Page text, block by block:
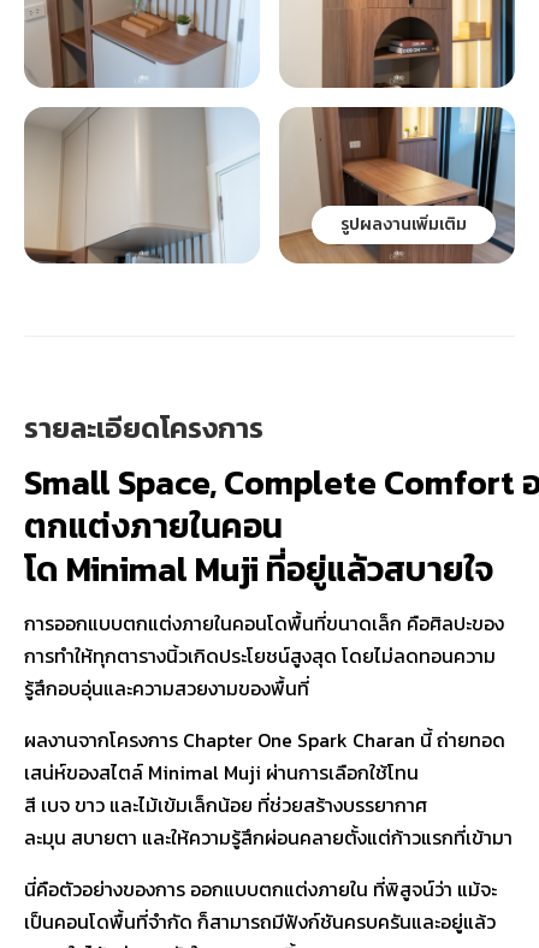
รูปผลงานเพิ่มเติม
รายละเอียดโครงการ
Small Space, Complete Comfort
ตกแต่งภายในคอน
โด Minimal Muji ที่อยู่แล้วสบายใจ
การออกแบบตกแต่งภายในคอนโดพื้นที่ขนาดเล็ก คือศิลปะของ
การทำให้ทุกตารางนิ้วเกิดประโยชน์สูงสุด โดยไม่ลดทอนความ
รู้สึกอบอุ่นและความสวยงามของพื้นที่
ผลงานจากโครงการ Chapter One Spark Charan นี้ ถ่ายทอด
เสน่ห์ของสไตล์ Minimal Muji ผ่านการเลือกใช้โทน
สี เบจ ขาว และไม้เข้มเล็กน้อย ที่ช่วยสร้างบรรยากาศ
ละมุน สบายตา และให้ความรู้สึกผ่อนคลายตั้งแต่ก้าวแรกที่เข้ามา
นี่คือตัวอย่างของการ ออกแบบตกแต่งภายใน ที่พิสูจน์ว่า แม้จะ
เป็นคอนโดพื้นที่จำกัด ก็สามารถมีฟังก์ชันครบครันและอยู่แล้ว